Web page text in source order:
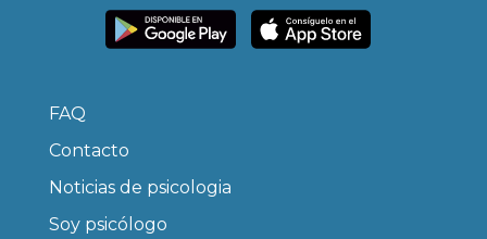
FAQ
Contacto
Noticias de psicologia
Soy psicólogo